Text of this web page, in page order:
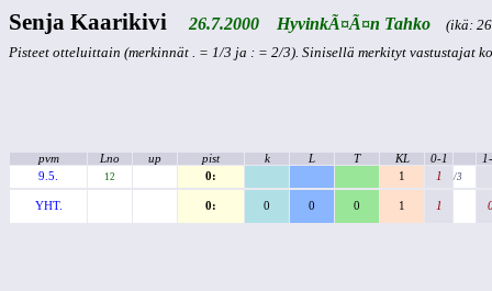
Senja Kaarikivi26.7.2000 HyvinkÃ¤Ã¤n Tahko
(ikä:
Pisteet otteluittain (merkinnät . = 1/3 ja : = 2/3). Sinisellä merkityt vastustajat
pvm Lno up pist k L T KL 0-1
9.5.
12 0: 1 1 /3
YHT. 0: 0 0 0 1 1